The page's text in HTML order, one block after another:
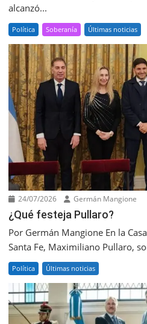
alcanzó...
Política Soberanía Últimas noticias
24/07/2026 Germán Mangione
¿Qué festeja Pullaro?
Por Germán Mangione En la
Santa Fe, Maximiliano Pullaro,
Política Últimas noticias